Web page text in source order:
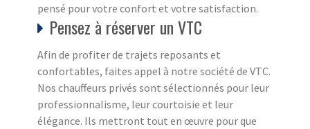
pensé pour votre confort et votre satisfaction.
Pensez à réserver un VTC
Afin de profiter de trajets reposants et
confortables, faites appel à notre société de VTC.
Nos chauffeurs privés sont sélectionnés pour leur
professionnalisme, leur courtoisie et leur
élégance. Ils mettront tout en œuvre pour que